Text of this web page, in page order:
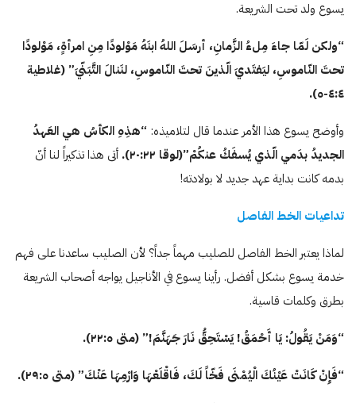
يسوع ولد تحت الشريعة.
“ولكن لَمّا جاءَ مِلءُ الزَّمانِ، أرسَلَ اللهُ ابنَهُ مَوْلودًا مِنِ امرأةٍ، مَوْلودًا
تحتَ النّاموسِ، ليَفتَديَ الّذينَ تحتَ النّاموسِ، لنَنالَ التَّبَنّيَ” (غلاطية
٤:٤-ە).
وأوضح يسوع هذا الأمر عندما قال لتلاميذه: “هذِهِ الكأسُ هي العَهدُ
الجديدُ بدَمي الّذي يُسفَكُ عنكُمْ”(لوقا ٢٠:٢٢).
أتى هذا تذكيراً لنا أنّ
بدمه كانت بداية عهد جديد لا بولادته!
تداعيات الخط الفاصل
لماذا يعتبر الخط الفاصل للصليب مهماً جداً؟ لأن الصليب ساعدنا على فهم
خدمة يسوع بشكل أفضل. رأينا يسوع في الأناجيل يواجه أصحاب الشريعة
بطرق وكلمات قاسية.
“وَمَنْ يَقُولُ: يَا أَحْمَقُ! يَسْتَحِقُّ نَارَ جَهَنَّمَ!” (متى ە:٢٢).
“فَإِنْ كَانَتْ عَيْنُكَ الْيُمْنَى فَخّاً لَكَ، فَاقْلَعْهَا وَارْمِهَا عَنْكَ” (متى ە:٢٩).